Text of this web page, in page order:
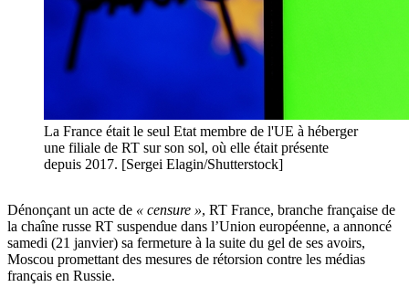
La France était le seul Etat membre de l'UE à héberger
une filiale de RT sur son sol, où elle était présente
depuis 2017. [Sergei Elagin/Shutterstock]
Dénonçant un acte de « censure », RT France, branche française de
la chaîne russe RT suspendue dans l’Union européenne, a annoncé
samedi (21 janvier) sa fermeture à la suite du gel de ses avoirs,
Moscou promettant des mesures de rétorsion contre les médias
français en Russie.